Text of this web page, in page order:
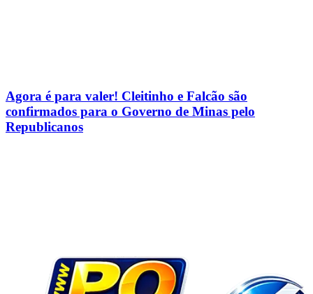
Agora é para valer! Cleitinho e Falcão são
confirmados para o Governo de Minas pelo
Republicanos